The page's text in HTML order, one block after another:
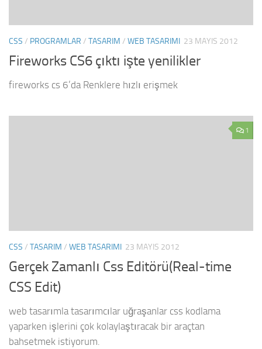
CSS / PROGRAMLAR / TASARIM / WEB TASARIMI 23 MAYIS 2012
Fireworks CS6 çıktı işte yenilikler
fireworks cs 6’da Renklere hızlı erişmek
1
CSS / TASARIM / WEB TASARIMI 23 MAYIS 2012
Gerçek Zamanlı Css Editörü(Real-time
CSS Edit)
web tasarımla tasarımcılar uğraşanlar css kodlama
yaparken işlerini çok kolaylaştıracak bir araçtan
bahsetmek istiyorum.